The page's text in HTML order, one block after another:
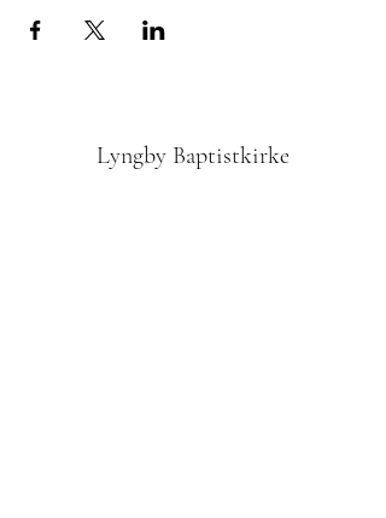
Lyngby Baptistkirke